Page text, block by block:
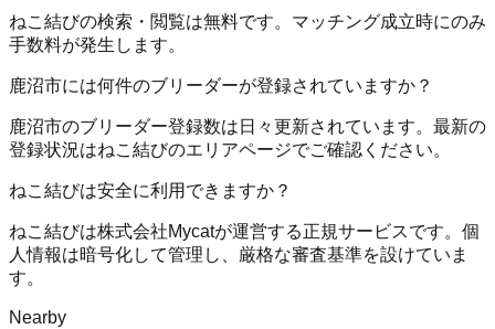
ねこ結びの検索・閲覧は無料です。マッチング成立時にのみ
手数料が発生します。
鹿沼市には何件のブリーダーが登録されていますか？
鹿沼市のブリーダー登録数は日々更新されています。最新の
登録状況はねこ結びのエリアページでご確認ください。
ねこ結びは安全に利用できますか？
ねこ結びは株式会社Mycatが運営する正規サービスです。個
人情報は暗号化して管理し、厳格な審査基準を設けていま
す。
Nearby